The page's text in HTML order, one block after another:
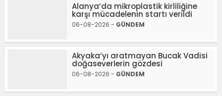
Alanya’da mikroplastik kirliliğine
karşı mücadelenin startı verildi
06-08-2026 - GÜNDEM
Akyaka’yı aratmayan Bucak Vadisi
doğaseverlerin gözdesi
06-08-2026 - GÜNDEM